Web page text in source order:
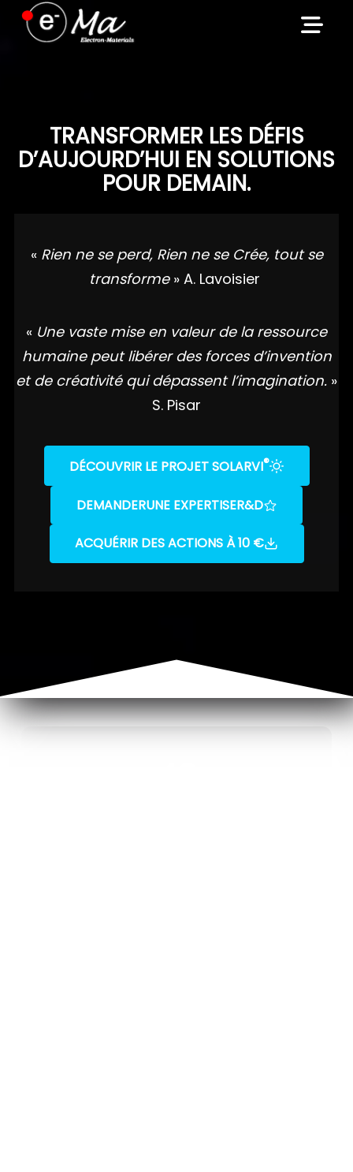
Skip
TRANSFORMER LES DÉFIS
D’AUJOURD’HUI EN SOLUTIONS
POUR DEMAIN.
« Rien ne se perd, Rien ne se Crée, tout se
transforme » A. Lavoisier
« Une vaste mise en valeur de la ressource
humaine peut libérer des forces d’invention
et de créativité qui dépassent l’imagination. »
S. Pisar
DÉCOUVRIR LE PROJET SOLARVI®
DEMANDERUNE EXPERTISER&D
ACQUÉRIR DES ACTIONS À 10 €